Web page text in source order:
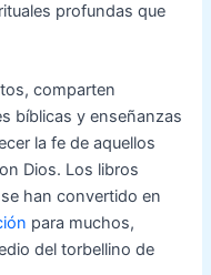
profundas que
comparten
bíblicas y enseñanzas
la fe de aquellos
Dios. Los libros
han convertido en
para muchos,
del torbellino de